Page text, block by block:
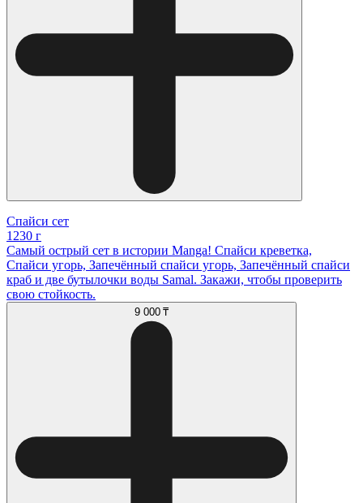
Спайси сет
1230 г
Самый острый сет в истории Manga! Спайси креветка,
Спайси угорь, Запечённый спайси угорь, Запечённый спайси
краб и две бутылочки воды Samal. Закажи, чтобы проверить
свою стойкость.
9 000 ₸